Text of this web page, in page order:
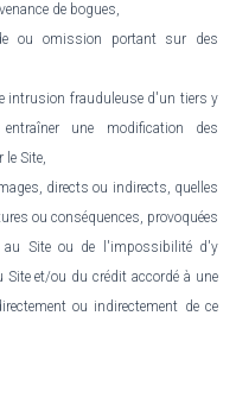
de bogues,
ou omission portant sur des
intrusion frauduleuse d'un tiers y
une modification des
Site,
directs ou indirects, quelles
ou conséquences, provoquées
au Site ou de l'impossibilité d'y
et/ou du crédit accordé à une
ou indirectement de ce